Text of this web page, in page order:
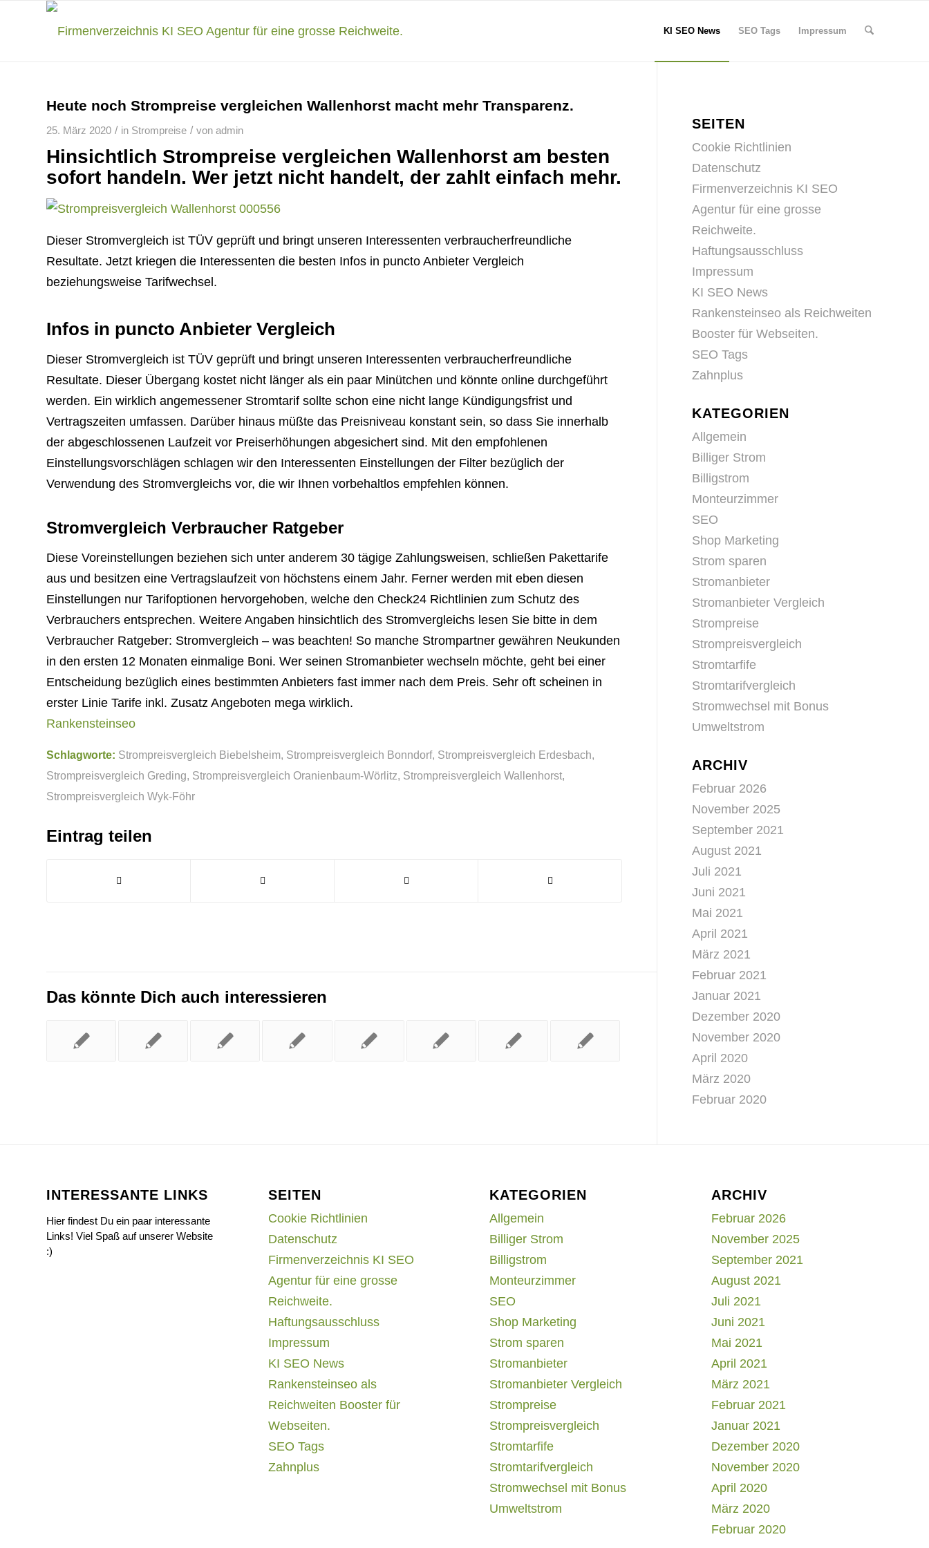
KI SEO News SEO Tags Impressum
Heute noch Strompreise vergleichen Wallenhorst macht mehr Transparenz.
25. März 2020 / in Strompreise / von admin
Hinsichtlich Strompreise vergleichen Wallenhorst am besten
sofort handeln. Wer jetzt nicht handelt, der zahlt einfach mehr.
Dieser Stromvergleich ist TÜV geprüft und bringt unseren Interessenten verbraucherfreundliche
Resultate. Jetzt kriegen die Interessenten die besten Infos in puncto Anbieter Vergleich
beziehungsweise Tarifwechsel.
Infos in puncto Anbieter Vergleich
Dieser Stromvergleich ist TÜV geprüft und bringt unseren Interessenten verbraucherfreundliche
Resultate. Dieser Übergang kostet nicht länger als ein paar Minütchen und könnte online durchgeführt
werden. Ein wirklich angemessener Stromtarif sollte schon eine nicht lange Kündigungsfrist und
Vertragszeiten umfassen. Darüber hinaus müßte das Preisniveau konstant sein, so dass Sie innerhalb
der abgeschlossenen Laufzeit vor Preiserhöhungen abgesichert sind. Mit den empfohlenen
Einstellungsvorschlägen schlagen wir den Interessenten Einstellungen der Filter bezüglich der
Verwendung des Stromvergleichs vor, die wir Ihnen vorbehaltlos empfehlen können.
Stromvergleich Verbraucher Ratgeber
Diese Voreinstellungen beziehen sich unter anderem 30 tägige Zahlungsweisen, schließen Pakettarife
aus und besitzen eine Vertragslaufzeit von höchstens einem Jahr. Ferner werden mit eben diesen
Einstellungen nur Tarifoptionen hervorgehoben, welche den Check24 Richtlinien zum Schutz des
Verbrauchers entsprechen. Weitere Angaben hinsichtlich des Stromvergleichs lesen Sie bitte in dem
Verbraucher Ratgeber: Stromvergleich – was beachten! So manche Strompartner gewähren Neukunden
in den ersten 12 Monaten einmalige Boni. Wer seinen Stromanbieter wechseln möchte, geht bei einer
Entscheidung bezüglich eines bestimmten Anbieters fast immer nach dem Preis. Sehr oft scheinen in
erster Linie Tarife inkl. Zusatz Angeboten mega wirklich.
Rankensteinseo
Schlagworte: Strompreisvergleich Biebelsheim, Strompreisvergleich Bonndorf, Strompreisvergleich Erdesbach,
Strompreisvergleich Greding, Strompreisvergleich Oranienbaum-Wörlitz, Strompreisvergleich Wallenhorst,
Strompreisvergleich Wyk-Föhr
Eintrag teilen
Das könnte Dich auch interessieren
SEITEN
Cookie Richtlinien
Datenschutz
Firmenverzeichnis KI SEO
Agentur für eine grosse
Reichweite.
Haftungsausschluss
Impressum
KI SEO News
Rankensteinseo als Reichweiten
Booster für Webseiten.
SEO Tags
Zahnplus
KATEGORIEN
Allgemein
Billiger Strom
Billigstrom
Monteurzimmer
SEO
Shop Marketing
Strom sparen
Stromanbieter
Stromanbieter Vergleich
Strompreise
Strompreisvergleich
Stromtarfife
Stromtarifvergleich
Stromwechsel mit Bonus
Umweltstrom
ARCHIV
Februar 2026
November 2025
September 2021
August 2021
Juli 2021
Juni 2021
Mai 2021
April 2021
März 2021
Februar 2021
Januar 2021
Dezember 2020
November 2020
April 2020
März 2020
Februar 2020
INTERESSANTE LINKS
Hier findest Du ein paar interessante
Links! Viel Spaß auf unserer Website
:)
SEITEN
Cookie Richtlinien
Datenschutz
Firmenverzeichnis KI SEO
Agentur für eine grosse
Reichweite.
Haftungsausschluss
Impressum
KI SEO News
Rankensteinseo als
Reichweiten Booster für
Webseiten.
SEO Tags
Zahnplus
KATEGORIEN
Allgemein
Billiger Strom
Billigstrom
Monteurzimmer
SEO
Shop Marketing
Strom sparen
Stromanbieter
Stromanbieter Vergleich
Strompreise
Strompreisvergleich
Stromtarfife
Stromtarifvergleich
Stromwechsel mit Bonus
Umweltstrom
ARCHIV
Februar 2026
November 2025
September 2021
August 2021
Juli 2021
Juni 2021
Mai 2021
April 2021
März 2021
Februar 2021
Januar 2021
Dezember 2020
November 2020
April 2020
März 2020
Februar 2020